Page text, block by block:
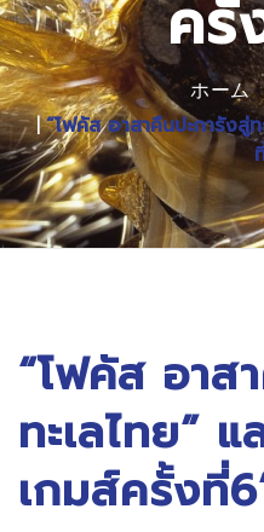
ครั้
ホーム
“โฟคัส อาสาคืนปะการังสู่
“โฟคัส อาส
ทะเลไทย”
เกมส์ครั้งที่